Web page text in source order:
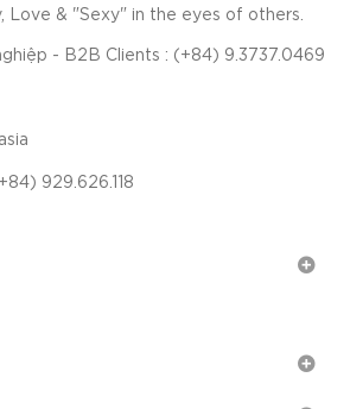
Love & "Sexy" in the eyes of others.
- B2B Clients : (+84) 9.3737.0469
929.626.118